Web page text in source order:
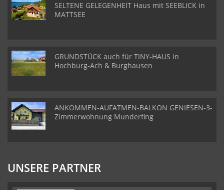
SELTENE GELEGENHEIT Haus mit SEEBLICK in
MATTSEE
GRUNDSTÜCK auch für TINY-HAUS in
Hochburg-Ach & Burghausen
ANKOMMEN-AUFATMEN-BALKON GENIESEN-3-
Zimmerwohnung Munderfing
UNSERE PARTNER